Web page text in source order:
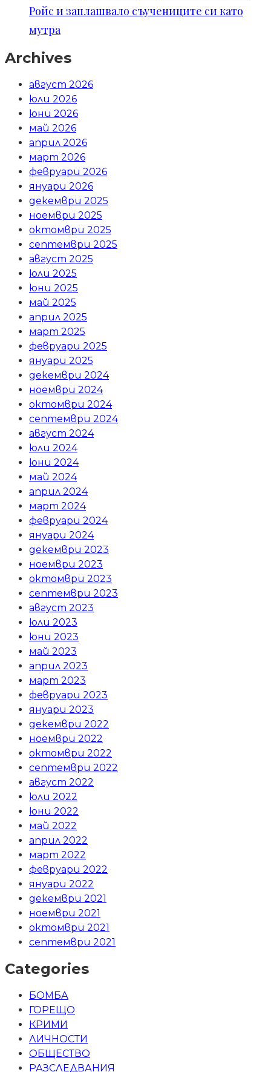
Ройс и заплашвало съучениците си като
мутра
Archives
август 2026
юли 2026
юни 2026
май 2026
април 2026
март 2026
февруари 2026
януари 2026
декември 2025
ноември 2025
октомври 2025
септември 2025
август 2025
юли 2025
юни 2025
май 2025
април 2025
март 2025
февруари 2025
януари 2025
декември 2024
ноември 2024
октомври 2024
септември 2024
август 2024
юли 2024
юни 2024
май 2024
април 2024
март 2024
февруари 2024
януари 2024
декември 2023
ноември 2023
октомври 2023
септември 2023
август 2023
юли 2023
юни 2023
май 2023
април 2023
март 2023
февруари 2023
януари 2023
декември 2022
ноември 2022
октомври 2022
септември 2022
август 2022
юли 2022
юни 2022
май 2022
април 2022
март 2022
февруари 2022
януари 2022
декември 2021
ноември 2021
октомври 2021
септември 2021
Categories
БОМБА
ГОРЕЩО
КРИМИ
ЛИЧНОСТИ
ОБЩЕСТВО
РАЗСЛЕДВАНИЯ